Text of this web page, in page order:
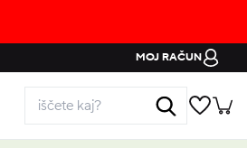
MOJ RAČUN